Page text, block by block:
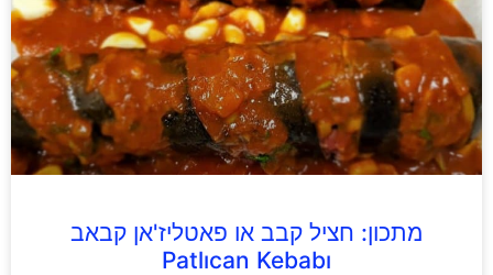
מתכון: חציל קבב או פאטליז'אן קבאב
Patlıcan Kebabı